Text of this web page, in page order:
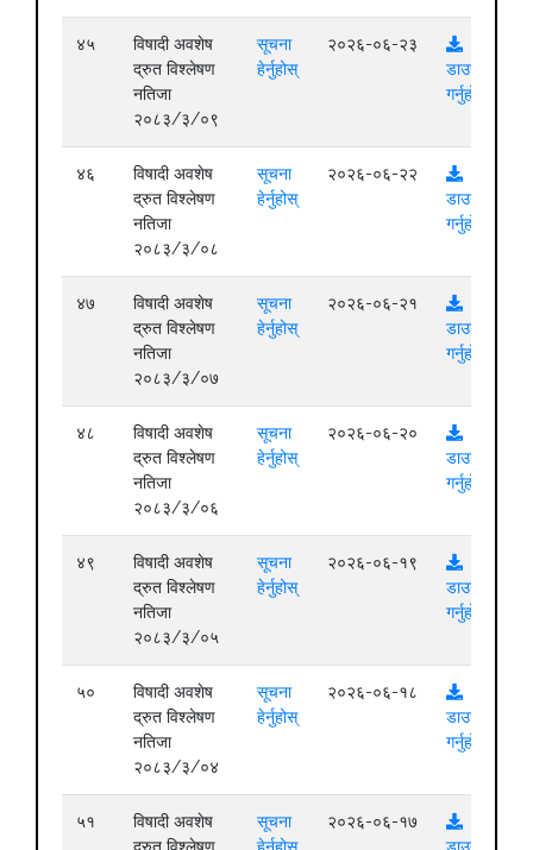
४५
विषादी अवशेष
द्रुत विश्लेषण
नतिजा
२०८३/३/०९
सूचना
हेर्नुहोस्
२०२६-०६-२३
डाउनलोड
गर्नुहोस्
४६
विषादी अवशेष
द्रुत विश्लेषण
नतिजा
२०८३/३/०८
सूचना
हेर्नुहोस्
२०२६-०६-२२
डाउनलोड
गर्नुहोस्
४७
विषादी अवशेष
द्रुत विश्लेषण
नतिजा
२०८३/३/०७
सूचना
हेर्नुहोस्
२०२६-०६-२१
डाउनलोड
गर्नुहोस्
४८
विषादी अवशेष
द्रुत विश्लेषण
नतिजा
२०८३/३/०६
सूचना
हेर्नुहोस्
२०२६-०६-२०
डाउनलोड
गर्नुहोस्
४९
विषादी अवशेष
द्रुत विश्लेषण
नतिजा
२०८३/३/०५
सूचना
हेर्नुहोस्
२०२६-०६-१९
डाउनलोड
गर्नुहोस्
५०
विषादी अवशेष
द्रुत विश्लेषण
नतिजा
२०८३/३/०४
सूचना
हेर्नुहोस्
२०२६-०६-१८
डाउनलोड
गर्नुहोस्
५१
विषादी अवशेष
सूचना
२०२६-०६-१७